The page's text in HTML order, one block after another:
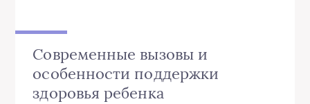
Современные вызовы и
особенности поддержки
здоровья ребенка